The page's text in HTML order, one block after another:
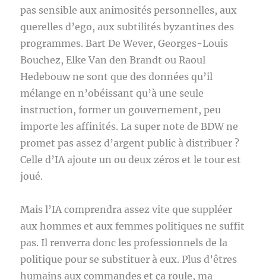
pas sensible aux animosités personnelles, aux
querelles d’ego, aux subtilités byzantines des
programmes. Bart De Wever, Georges-Louis
Bouchez, Elke Van den Brandt ou Raoul
Hedebouw ne sont que des données qu’il
mélange en n’obéissant qu’à une seule
instruction, former un gouvernement, peu
importe les affinités. La super note de BDW ne
promet pas assez d’argent public à distribuer ?
Celle d’IA ajoute un ou deux zéros et le tour est
joué.
Mais l’IA comprendra assez vite que suppléer
aux hommes et aux femmes politiques ne suffit
pas. Il renverra donc les professionnels de la
politique pour se substituer à eux. Plus d’êtres
humains aux commandes et ça roule, ma